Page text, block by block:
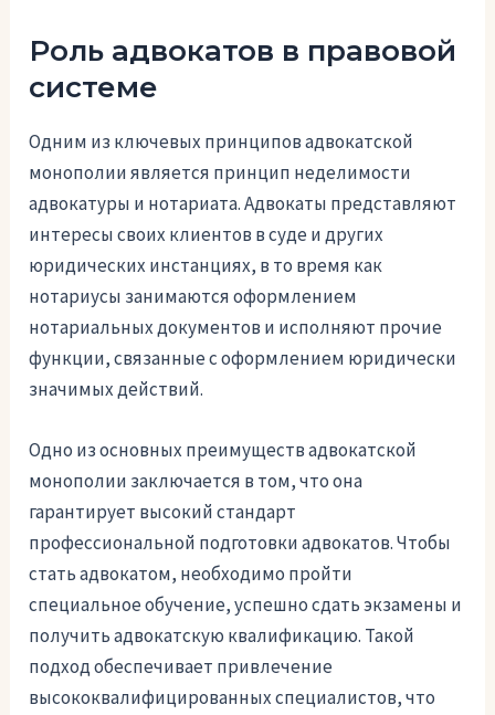
Роль адвокатов в правовой
системе
Одним из ключевых принципов адвокатской
монополии является принцип неделимости
адвокатуры и нотариата. Адвокаты представляют
интересы своих клиентов в суде и других
юридических инстанциях, в то время как
нотариусы занимаются оформлением
нотариальных документов и исполняют прочие
функции, связанные с оформлением юридически
значимых действий.
Одно из основных преимуществ адвокатской
монополии заключается в том, что она
гарантирует высокий стандарт
профессиональной подготовки адвокатов. Чтобы
стать адвокатом, необходимо пройти
специальное обучение, успешно сдать экзамены и
получить адвокатскую квалификацию. Такой
подход обеспечивает привлечение
высококвалифицированных специалистов, что